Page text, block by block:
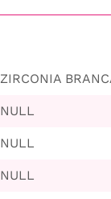
ZIRCONIA
NULL
NULL
NULL